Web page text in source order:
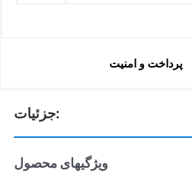
پرداخت و امنیت
جزئیات:
ویژگیهای محصول